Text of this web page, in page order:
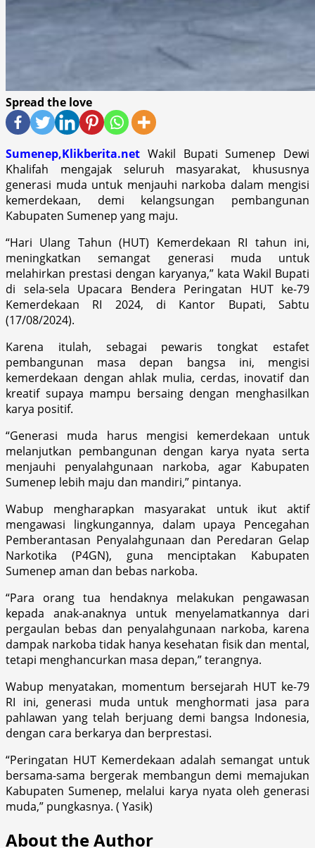
Spread the love
Sumenep,Klikberita.net Wakil Bupati Sumenep Dewi
Khalifah mengajak seluruh masyarakat, khususnya
generasi muda untuk menjauhi narkoba dalam mengisi
kemerdekaan, demi kelangsungan pembangunan
Kabupaten Sumenep yang maju.
“Hari Ulang Tahun (HUT) Kemerdekaan RI tahun ini,
meningkatkan semangat generasi muda untuk
melahirkan prestasi dengan karyanya,” kata Wakil Bupati
di sela-sela Upacara Bendera Peringatan HUT ke-79
Kemerdekaan RI 2024, di Kantor Bupati, Sabtu
(17/08/2024).
Karena itulah, sebagai pewaris tongkat estafet
pembangunan masa depan bangsa ini, mengisi
kemerdekaan dengan ahlak mulia, cerdas, inovatif dan
kreatif supaya mampu bersaing dengan menghasilkan
karya positif.
“Generasi muda harus mengisi kemerdekaan untuk
melanjutkan pembangunan dengan karya nyata serta
menjauhi penyalahgunaan narkoba, agar Kabupaten
Sumenep lebih maju dan mandiri,” pintanya.
Wabup mengharapkan masyarakat untuk ikut aktif
mengawasi lingkungannya, dalam upaya Pencegahan
Pemberantasan Penyalahgunaan dan Peredaran Gelap
Narkotika (P4GN), guna menciptakan Kabupaten
Sumenep aman dan bebas narkoba.
“Para orang tua hendaknya melakukan pengawasan
kepada anak-anaknya untuk menyelamatkannya dari
pergaulan bebas dan penyalahgunaan narkoba, karena
dampak narkoba tidak hanya kesehatan fisik dan mental,
tetapi menghancurkan masa depan,” terangnya.
Wabup menyatakan, momentum bersejarah HUT ke-79
RI ini, generasi muda untuk menghormati jasa para
pahlawan yang telah berjuang demi bangsa Indonesia,
dengan cara berkarya dan berprestasi.
“Peringatan HUT Kemerdekaan adalah semangat untuk
bersama-sama bergerak membangun demi memajukan
Kabupaten Sumenep, melalui karya nyata oleh generasi
muda,” pungkasnya. ( Yasik)
About the Author